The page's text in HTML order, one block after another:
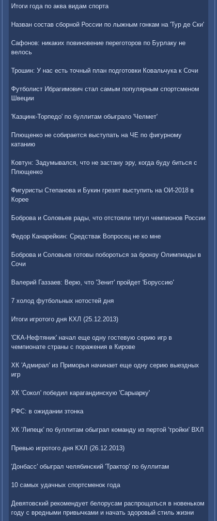
Итоги года по аква видам спорта
Назван состав сборной России по лыжным гонкам на 'Тур де Ски'
Сафонов: никаких повиновение переготоров по Бурлаку не
велось
Трошин: У нас есть точный план подготовки Ковальчука к Сочи
Футболист Ибрагимович стал самым популярным спортсменом
Швеции
'Казцинк-Торпедо' по буллитам обыграло 'Челмет'
Плющенко не собирается выступать на ЧЕ по фигурному
катанию
Ковтун: Задумывался, что не застану эру, когда буду биться с
Плющенко
Фигуристы Степанова и Букин грезят выступить на ОИ-2018 в
Корее
Боброва и Соловьев рады, что отстояли титул чемпионов России
Федор Канарейкин: Средствак Вопросец не ко мне
Боброва и Соловьев готовы побороться за бронзу Олимпиады в
Сочи
Валерий Газзаев: Верю, что 'Зенит' пройдет 'Боруссию'
7 холод футбольных нотостей дня
Итоги игротого дня КХЛ (25.12.2013)
'СКА-Нефтяник' начал еще одну гостевую серию игр в
чемпионате страны с поражения в Кирове
ХК 'Адмирал' из Приморья начинает еще одну серию выездных
игр
ХК 'Сокол' победил карагандинскую 'Сарыарку'
РФС: в ожидании зтонка
ХК 'Липецк' по буллитам обыграл команду из пертой 'тройки' ВХЛ
Превью игротого дня КХЛ (26.12.2013)
'Донбасс' обыграл челябинский 'Трактор' по буллитам
10 самых удачных спортсменок года
Девятовский рекомендует белорусам распрощаться в новеньком
году с вредными привычками и начать здоровый стиль жизни